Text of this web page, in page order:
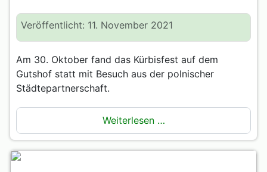
Veröffentlicht: 11. November 2021
Am 30. Oktober fand das Kürbisfest auf dem
Gutshof statt mit Besuch aus der polnischer
Städtepartnerschaft.
Weiterlesen …